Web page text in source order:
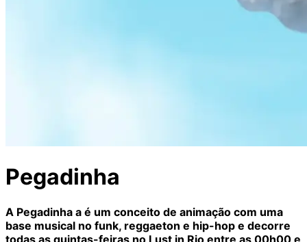
Pegadinha
A Pegadinha a é um conceito de animação com uma
base musical no funk, reggaeton e hip-hop e decorre
todas as quintas-feiras no Lust in Rio entre as 00h00 e